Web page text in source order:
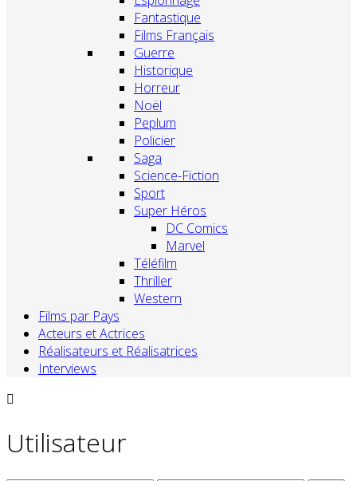
Fantastique
Films Français
Guerre
Historique
Horreur
Noël
Peplum
Policier
Saga
Science-Fiction
Sport
Super Héros
DC Comics
Marvel
Téléfilm
Thriller
Western
Films par Pays
Acteurs et Actrices
Réalisateurs et Réalisatrices
Interviews
Utilisateur